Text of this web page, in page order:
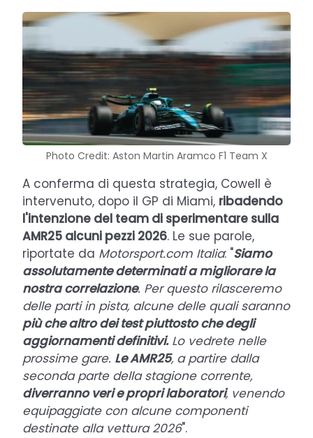
Photo Credit: Aston Martin Aramco F1 Team X
A conferma di questa strategia, Cowell è
intervenuto, dopo il GP di Miami, ribadendo
l'intenzione del team di sperimentare sulla
AMR25 alcuni pezzi 2026. Le sue parole,
riportate da Motorsport.com Italia: "Siamo
assolutamente determinati a migliorare la
nostra correlazione. Per questo rilasceremo
delle parti in pista, alcune delle quali saranno
più che altro dei test piuttosto che degli
aggiornamenti definitivi.Lo vedrete nelle
prossime gare. Le AMR25, a partire dalla
seconda parte della stagione corrente,
diverranno veri e propri laboratori, venendo
equipaggiate con alcune componenti
destinate alla vettura 2026".